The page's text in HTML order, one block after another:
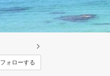
フォローする